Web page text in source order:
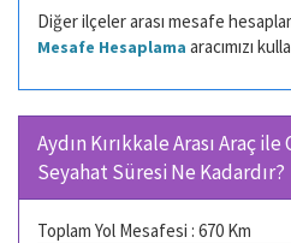
Diğer ilçeler arası mesafe
Mesafe Hesaplama aracımızı
Aydın Kırıkkale Arası Araç
Seyahat Süresi Ne Kadardır?
Toplam Yol Mesafesi : 670 Km